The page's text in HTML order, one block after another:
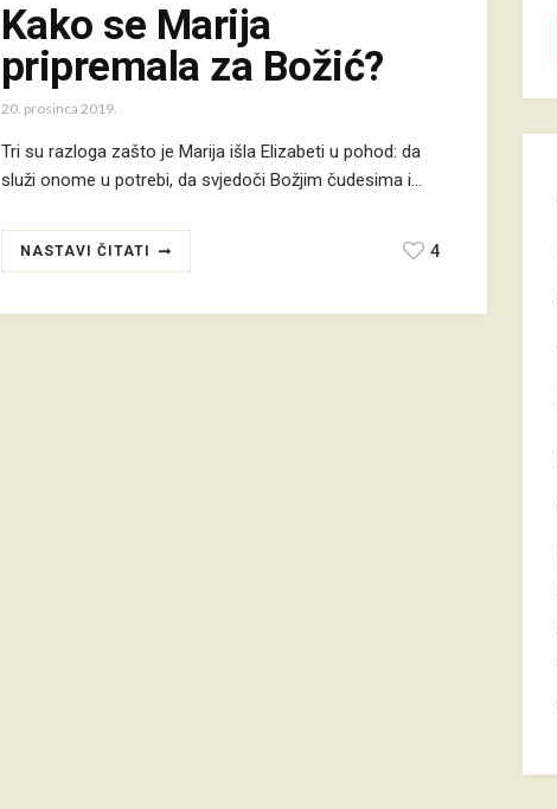
Kako se Marija
pripremala za Božić?
20. prosinca 2019.
Tri su razloga zašto je Marija išla Elizabeti u pohod: da
služi onome u potrebi, da svjedoči Božjim čudesima i…
NASTAVI ČITATI 4